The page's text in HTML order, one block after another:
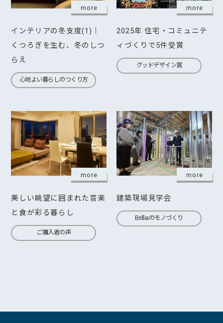
more
インテリアの冬支度(1)｜
くつろぎを生む、冬のしつ
らえ
心地よい暮らしのつくり方
more
2025年 住宅・コミュニテ
ィづくりで5件受賞
グッドデザイン賞
more
美しい眺望に囲まれた音楽
と食が彩る暮らし
ご購入者の声
more
建築現場見学会
Brilliaのモノづくり